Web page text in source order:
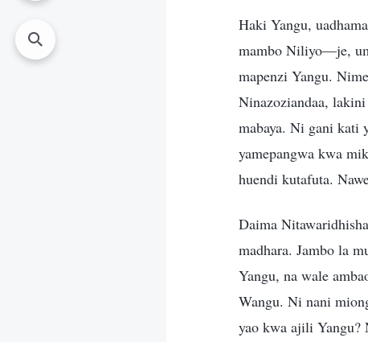
Haki Yangu,
mambo Niliyo—je,
mapenzi Yangu.
Ninazoziandaa,
mabaya. Ni gani kati
yamepangwa kwa
huendi kutafuta.
Daima
madhara. Jambo la
Yangu, na wale
Wangu. Ni nani
yao kwa ajili Yangu?